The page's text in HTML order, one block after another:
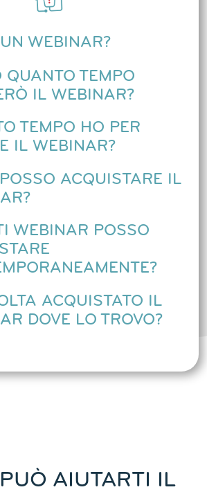
UN WEBINAR?
QUANTO TEMPO
IL WEBINAR?
TEMPO HO PER
IL WEBINAR?
ACQUISTARE IL
WEBINAR POSSO
ACQUISTATO IL
DOVE LO TROVO?
AIUTARTI IL